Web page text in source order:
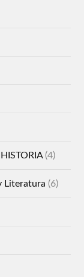
(4)
Literatura (6)